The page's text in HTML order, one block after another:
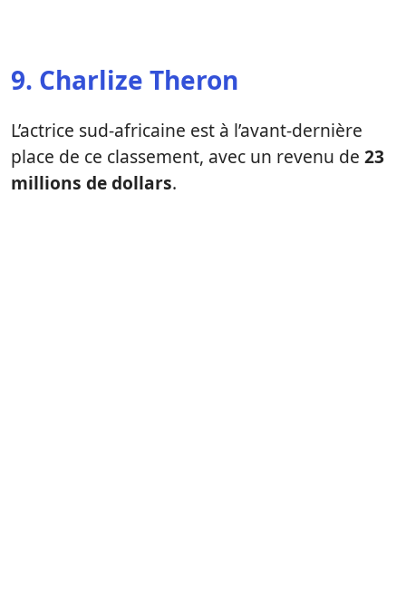
9. Charlize Theron
L’actrice sud-africaine est à l’avant-dernière
place de ce classement, avec un revenu de 23
millions de dollars.